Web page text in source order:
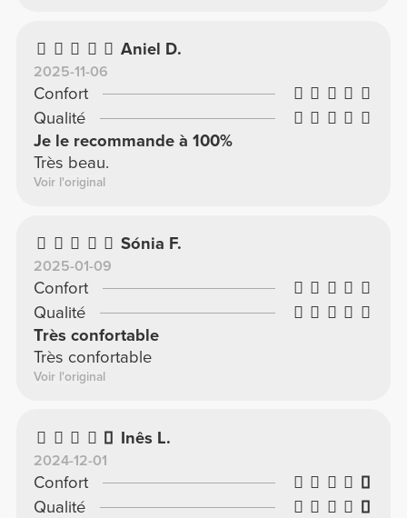
Aniel D.
2025-11-06
Confort
Qualité
Je le recommande à 100%
Très beau.
Voir l'original
Sónia F.
2025-01-09
Confort
Qualité
Très confortable
Très confortable
Voir l'original
Inês L.
2024-12-01
Confort
Qualité